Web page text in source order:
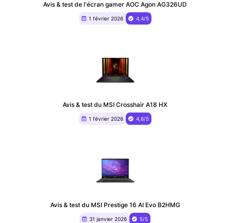
Avis & test de l'écran gamer AOC Agon AG326UD
1 février 2026 4,4/5
Avis & test du MSI Crosshair A18 HX
1 février 2026 4,6/5
Avis & test du MSI Prestige 16 AI Evo B2HMG
31 janvier 2026 5/5